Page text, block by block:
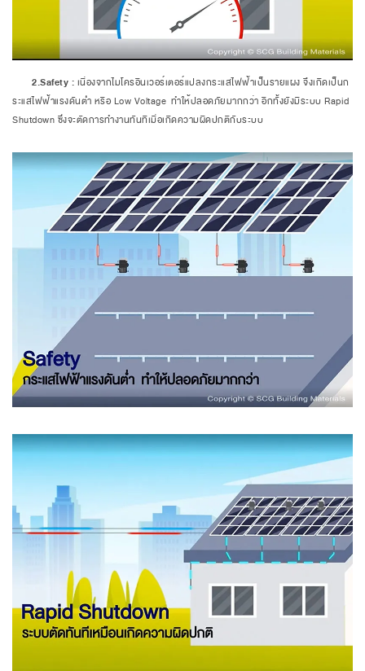
2.Safety : เนื่องจากไมโครอินเวอร์เตอร์แปลงกระแสไฟฟ้าเป็นรายแผง จึงเกิดเป็นก
ระแสไฟฟ้าแรงดันต่ำ หรือ Low Voltage ทำให้ปลอดภัยมากกว่า อีกทั้งยังมีระบบ Rapid
Shutdown ซึ่งจะตัดการทำงานทันทีเมื่อเกิดความผิดปกติกับระบบ